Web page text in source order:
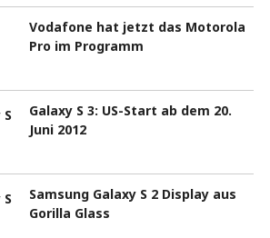
Vodafone hat jetzt das Motorola
Pro im Programm
Galaxy S 3: US-Start ab dem 20.
Juni 2012
Samsung Galaxy S 2 Display aus
Gorilla Glass